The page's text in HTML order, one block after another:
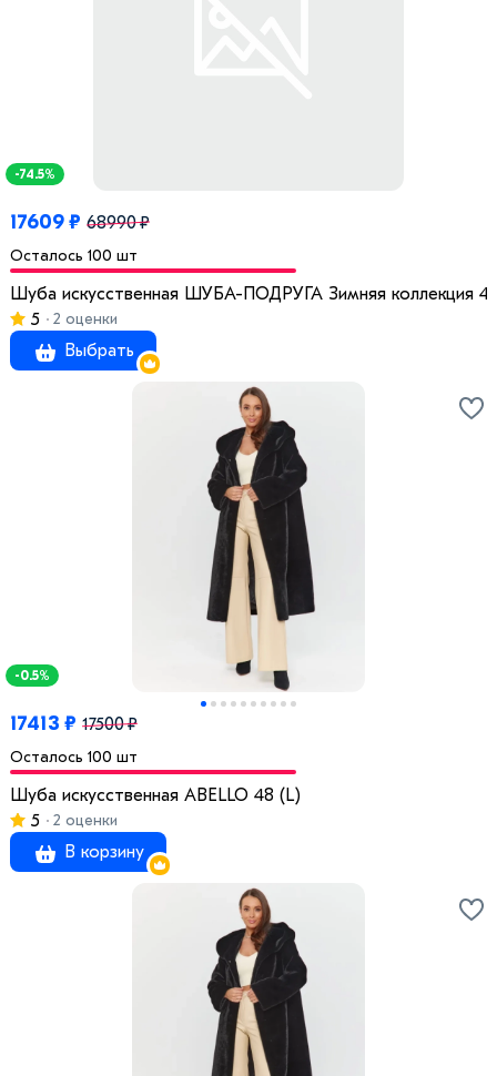
-74.5%
17609 ₽ 68990 ₽
Осталось 100 шт
Шуба искусственная ШУБА-ПОДРУГА Зимняя коллекция
5
2 оценки
Выбрать
-0.5%
17413 ₽ 17500 ₽
Осталось 100 шт
Шуба искусственная ABELLO 48 (L)
5
2 оценки
В корзину